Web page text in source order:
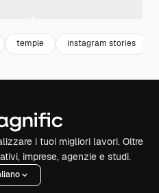
temple instagram stories
i tuoi migliori lavori. Oltre
imprese, agenzie e studi.